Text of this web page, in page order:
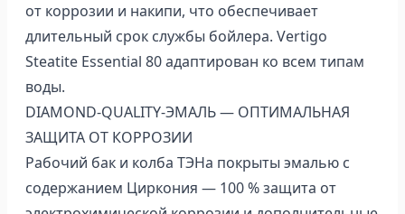
от коррозии и накипи, что обеспечивает
длительный срок службы бойлера. Vertigo
Steatite Essential 80 адаптирован ко всем типам
воды.
DIAMOND-QUALITY-ЭМАЛЬ — ОПТИМАЛЬНАЯ
ЗАЩИТА ОТ КОРРОЗИИ
Рабочий бак и колба ТЭНа покрыты эмалью с
содержанием Циркония — 100 % защита от